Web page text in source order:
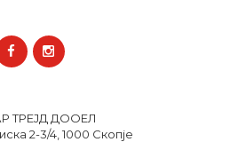
ТРЕЈД ДООЕЛ
2-3/4, 1000 Скопје